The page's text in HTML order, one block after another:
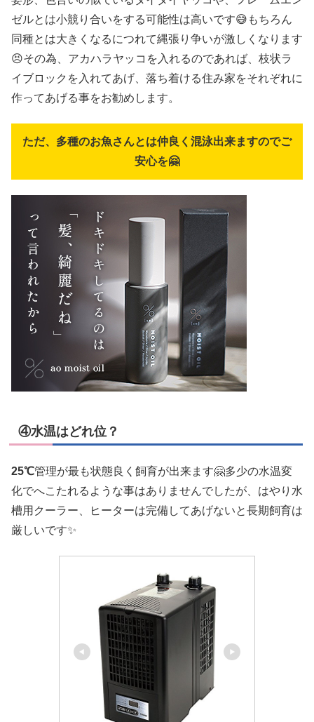
ゼルとは小競り合いをする可能性は高いです😅もちろん
同種とは大きくなるにつれて縄張り争いが激しくなります
😣その為、アカハラヤッコを入れるのであれば、枝状ラ
イブロックを入れてあげ、落ち着ける住み家をそれぞれに
作ってあげる事をお勧めします。
ただ、多種のお魚さんとは仲良く混泳出来ますのでご
安心を🤗
④水温はどれ位？
25℃管理が最も状態良く飼育が出来ます🤗多少の水温変
化でへこたれるような事はありませんでしたが、はやり水
槽用クーラー、ヒーターは完備してあげないと長期飼育は
厳しいです✨